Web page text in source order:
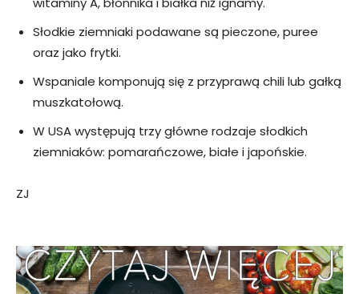
Słodkie ziemniaki podawane są pieczone, puree
oraz jako frytki.
Wspaniale komponują się z przyprawą chili lub gałką
muszkatołową.
W USA występują trzy główne rodzaje słodkich
ziemniaków: pomarańczowe, białe i japońskie.
ZJ